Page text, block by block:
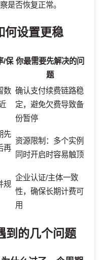
是否恢复正常。
何设置更稳
/保 你最需要先解决的问
题
数 确认支付续费链路稳
定，避免欠费导致备
份暂停
先
再
资源限制：多个实例
同时开启时容易触顶
规
企业认证/主体一致
性，确保长期计费可
用
到的几个问题